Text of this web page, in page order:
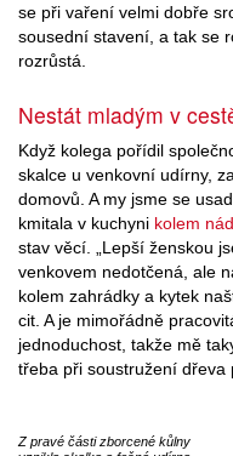
se při vaření velmi dobře
sousední stavení, a tak se
rozrůstá.
Nestát mladým v
Když kolega pořídil
skalce u venkovní udírny,
domovů. A my jsme se
kmitala v kuchyni kolem
stav věcí. „Lepší ženskou
venkovem nedotčená, ale
kolem zahrádky a kytek
cit. A je mimořádně
jednoduchost, takže mě
třeba při soustružení dřeva
Z pravé části zborcené kůlny